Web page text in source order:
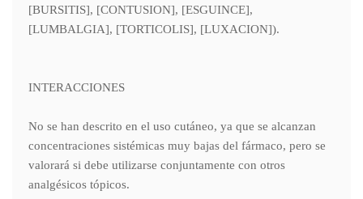
[BURSITIS], [CONTUSION], [ESGUINCE],
[LUMBALGIA], [TORTICOLIS], [LUXACION]).
INTERACCIONES
No se han descrito en el uso cutáneo, ya que se alcanzan
concentraciones sistémicas muy bajas del fármaco, pero se
valorará si debe utilizarse conjuntamente con otros
analgésicos tópicos.